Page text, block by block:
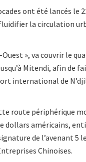
ont été lancés le
la circulation
Ouest », va couvrir le
Mitendi, afin de
international de
route périphérique
américains,
de l’avenant 5
Chinoises.